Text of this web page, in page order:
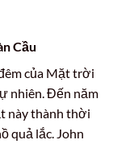
Cầu
của Mặt trời
nhiên. Đến năm
này thành thời
quả lắc. John